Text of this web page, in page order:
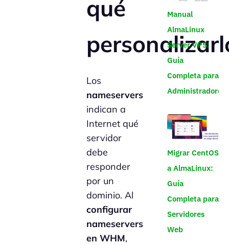
qué
Los
nameservers
indican a
Internet qué
servidor
debe
responder
por un
dominio. Al
configurar
nameservers
en WHM,
Manual
AlmaLinux
Server VPS:
Guía
Completa para
Administradores
Migrar CentOS
a AlmaLinux:
Guía
Completa para
Servidores
Web